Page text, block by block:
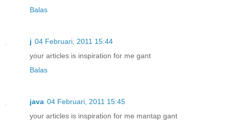
Balas
j 04 Februari, 2011 15:44
your articles is inspiration for me gant
Balas
java 04 Februari, 2011 15:45
your articles is inspiration for me mantap gant